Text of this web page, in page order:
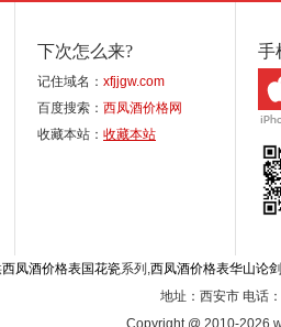
下次怎么来?
记住域名： xfjjgw.com
百度搜索： 西凤酒价格网
收藏本站： 收藏本站
手
西凤酒价格表国花瓷系列,西凤酒价格表华山论剑
地址：西安市 电话
Copyright @ 2010-2026